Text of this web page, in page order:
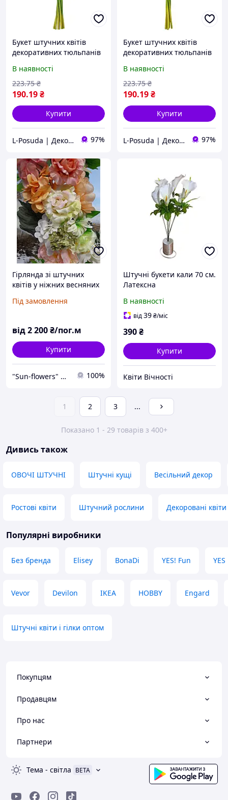
Букет штучних квітів
декоративних тюльпанів
40 см
В наявності
190.19₴
223.75 ₴
Купити
L-Posuda | Декор та посуда для вашего дома 97%
Букет штучних квітів
декоративних тюльпанів
В наявності
190.19₴
223.75 ₴
Купити
L-Posuda | Декор та посуда для вашего дома 97%
Гірлянда зі штучних
квітів у ніжних весняних
Під замовлення
від2 200₴/пог.м
Купити
"Sun-flowers" интернет-магазин 100%
Штучні букети кали 70 см.
Латексна
В наявності
від39₴/міс
390₴
Купити
Квіти Вічності
1 2 3 ...
Показано 1 - 29 товарів з 400+
Дивись також
ОВОЧІ ШТУЧНІ Штучні кущі Весільний декор
Ростові квіти Штучний рослини Декоровані квіти
Популярні виробники
Без бренда Elisey BonaDi YES! Fun YES
Vevor Devilon IKEA HOBBY Engard
Штучні квіти і гілки оптом
Покупцям
Продавцям
Про нас
Партнери
Тема - світла BETA